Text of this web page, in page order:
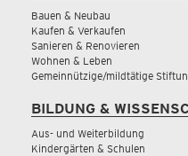
Bauen & Neubau
Kaufen & Verkaufen
Sanieren & Renovieren
Wohnen & Leben
Gemeinnützige/mildtätige
BILDUNG &
Aus- und Weiterbildung
Kindergärten & Schulen